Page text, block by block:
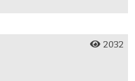
2032